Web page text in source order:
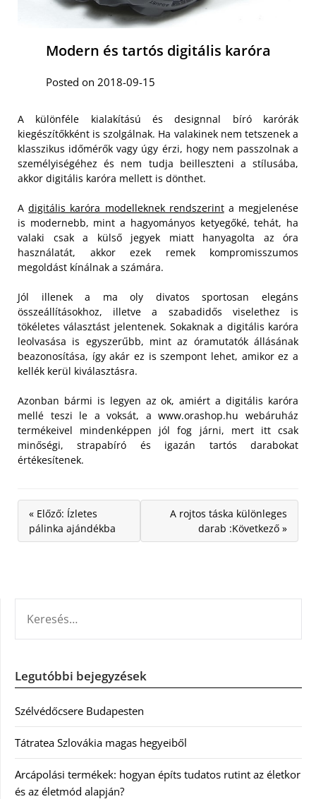
Modern és tartós digitális karóra
Posted on 2018-09-15
A különféle kialakítású és designnal bíró karórák
kiegészítőkként is szolgálnak. Ha valakinek nem tetszenek a
klasszikus időmérők vagy úgy érzi, hogy nem passzolnak a
személyiségéhez és nem tudja beilleszteni a stílusába,
akkor digitális karóra mellett is dönthet.
Adigitális karóra modelleknek rendszerinta megjelenése
is modernebb, mint a hagyományos ketyegőké, tehát, ha
valaki csak a külső jegyek miatt hanyagolta az óra
használatát, akkor ezek remek kompromisszumos
megoldást kínálnak a számára.
Jól illenek a ma oly divatos sportosan elegáns
összeállításokhoz, illetve a szabadidős viselethez is
tökéletes választást jelentenek. Sokaknak a digitális karóra
leolvasása is egyszerűbb, mint az óramutatók állásának
beazonosítása, így akár ez is szempont lehet, amikor ez a
kellék kerül kiválasztásra.
Azonban bármi is legyen az ok, amiért a digitális karóra
mellé teszi le a voksát, a www.orashop.hu webáruház
termékeivel mindenképpen jól fog járni, mert itt csak
minőségi, strapabíró és igazán tartós darabokat
értékesítenek.
« Előző: Ízletes
pálinka ajándékba
A rojtos táska különleges
darab :Következő »
Legutóbbi bejegyzések
Szélvédőcsere Budapesten
Tátratea Szlovákia magas hegyeiből
Arcápolási termékek: hogyan építs tudatos rutint az életkor
és az életmód alapján?